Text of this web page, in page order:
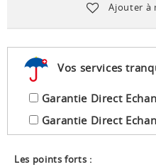
Ajouter à
Vos services
Garantie Direct
Garantie Direct
Les points forts :